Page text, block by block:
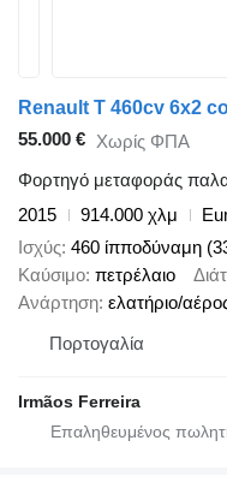
Renault T 460cv 6x2
55.000 € Χωρίς ΦΠΑ
Φορτηγό μεταφοράς
2015
914.000 χλμ
Ισχύς 460 ίπποδύναμη
Καύσιμο πετρέλαιο
Ανάρτηση ελατήριο/
Πορτογαλία
Irmãos Ferreira